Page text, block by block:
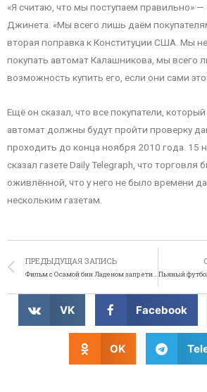
«Я считаю, что мы поступаем правильно» —
Джинета. «Мы всего лишь даём
вторая поправка к Конституции США. Мы
покупать автомат Калашникова, мы всего
возможность купить его, если они сами
Ещё он сказал, что все покупатели,
автомат должны будут пройти проверку
проходить до конца ноября 2010 года. 15
сказал газете Daily Telegraph, что торговля
оживлённой, что у него не было времени
нескольким газетам.
ПРЕДЫДУЩАЯ ЗАПИСЬ
Фильм с Осамой бин Ладеном запретили
VK Facebook
OK